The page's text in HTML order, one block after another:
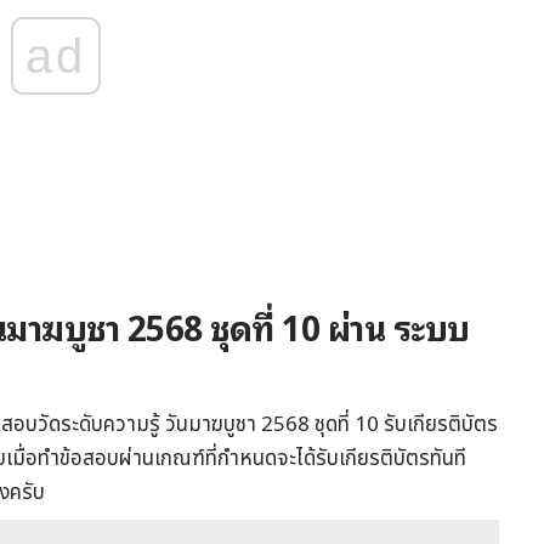
ad
าฆบูชา 2568 ชุดที่ 10 ผ่าน ระบบ
บวัดระดับความรู้ วันมาฆบูชา 2568 ชุดที่ 10 รับเกียรติบัตร
มื่อทำข้อสอบผ่านเกณฑ์ที่กำหนดจะได้รับเกียรติบัตรทันที
ครับ